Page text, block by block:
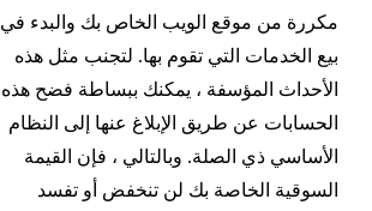
مكررة من موقع الويب الخاص بك والبدء في
بيع الخدمات التي تقوم بها. لتجنب مثل هذه
الأحداث المؤسفة ، يمكنك ببساطة فضح هذه
الحسابات عن طريق الإبلاغ عنها إلى النظام
الأساسي ذي الصلة. وبالتالي ، فإن القيمة
السوقية الخاصة بك لن تنخفض أو تفسد